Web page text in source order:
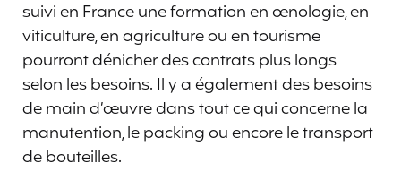
suivi en France une formation en œnologie, en
viticulture, en agriculture ou en tourisme
pourront dénicher des contrats plus longs
selon les besoins. Il y a également des besoins
de main d’œuvre dans tout ce qui concerne la
manutention, le packing ou encore le transport
de bouteilles.